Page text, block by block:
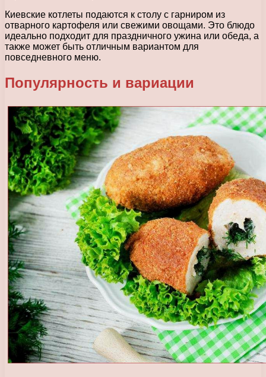
Киевские котлеты подаются к столу с гарниром из
отварного картофеля или свежими овощами. Это блюдо
идеально подходит для праздничного ужина или обеда, а
также может быть отличным вариантом для
повседневного меню.
Популярность и вариации